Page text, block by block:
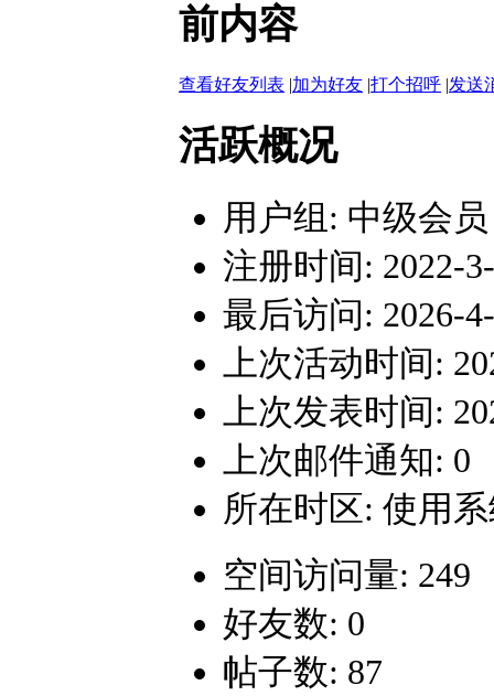
前内容
查看好友列表 |加为好友 |打个招呼 |发送
活跃概况
用户组: 中级会员
注册时间: 2022-
最后访问: 2026-
上次活动时间:
上次发表时间:
上次邮件通知: 0
所在时区: 使用
空间访问量: 249
好友数: 0
帖子数: 87